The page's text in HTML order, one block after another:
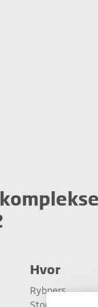
Hvor
Rybners
Storstrømsvej